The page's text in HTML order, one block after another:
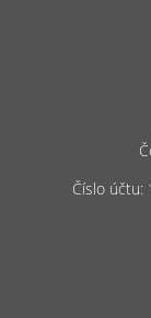
Číslo účtu: